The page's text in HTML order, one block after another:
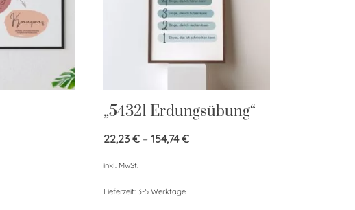
„54321 Erdungsübung“
22,23 €– 154,74€
inkl. MwSt.
Lieferzeit: 3-5 Werktage